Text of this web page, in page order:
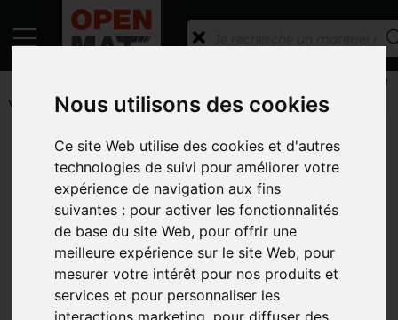
Nous utilisons des cookies
Ce site Web utilise des cookies et d'autres
technologies de suivi pour améliorer votre
expérience de navigation aux fins
suivantes : pour activer les fonctionnalités
de base du site Web, pour offrir une
meilleure expérience sur le site Web, pour
mesurer votre intérêt pour nos produits et
services et pour personnaliser les
interactions marketing, pour diffuser des
PULVÉRISATEUR
VITI
Toutes les catégories
CATÉGORIES
MARQUES
MODÈLE
ANNÉE DE MISE EN SERVICE